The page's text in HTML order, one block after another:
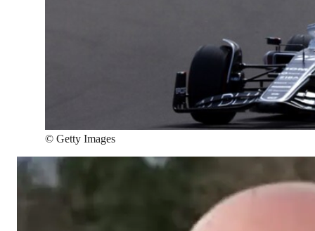
© Getty Images